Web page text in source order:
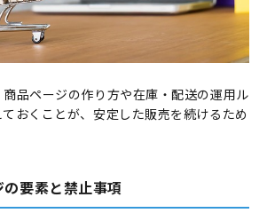
品ページの作り方や在庫・配送の運用ル
おくことが、安定した販売を続けるため
要素と禁止事項